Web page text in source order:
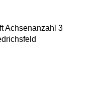
Achsenanzahl 3